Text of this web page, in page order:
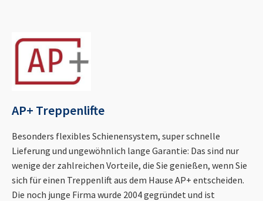
AP+ Treppenlifte
Besonders flexibles Schienensystem, super schnelle
Lieferung und ungewöhnlich lange Garantie: Das sind nur
wenige der zahlreichen Vorteile, die Sie genießen, wenn Sie
sich für einen Treppenlift aus dem Hause AP+ entscheiden.
Die noch junge Firma wurde 2004 gegründet und ist